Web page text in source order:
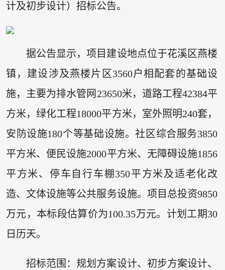
计及初步设计）招标公告。
据公告显示，项目建设地点位于花溪区燕楼
镇，建设涉及燕楼片区3560户相配套的基础设
施，主要为排水管网23650米，道路工程42384平
方米，绿化工程18000平方米，室外照明240套，
安防设施180个等基础设施。社区综合服务3850
平方米、便民设施2000平方米、无障碍设施1856
平方米、停车自行车棚350平方米及适老化改
造、文体设施等公共服务设施。项目总投资9850
万元，本标段估算价为100.35万元。计划工期30
日历天。
招标范围：规划方案设计、初步方案设计、